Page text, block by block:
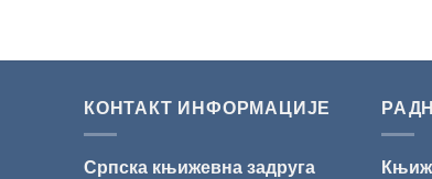
КОНТАКТ ИНФОРМАЦИЈЕ
Српска књижевна задруга